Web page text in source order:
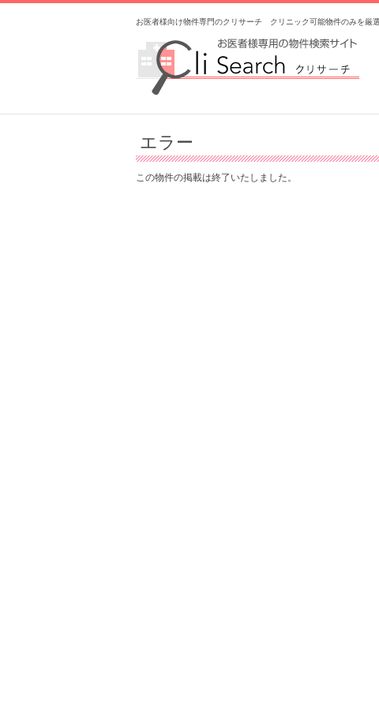
お医者様向け物件専門のクリサーチ クリニック可能物件のみを厳
エラー
この物件の掲載は終了いたしました。